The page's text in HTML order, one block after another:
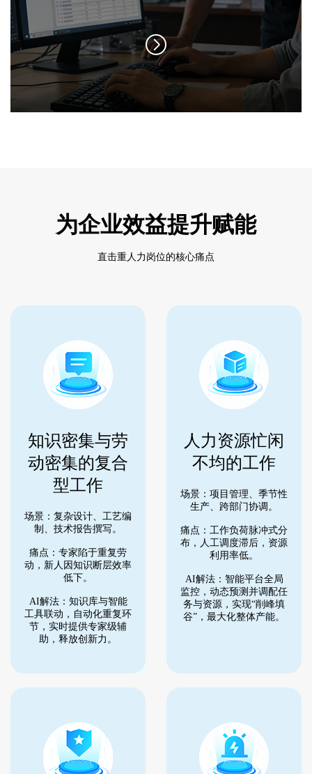
为企业效益提升赋能
直击重人力岗位的核心痛点
知识密集与劳
动密集的复合
型工作
场景：复杂设计、工艺编
制、技术报告撰写。
痛点：专家陷于重复劳
动，新人因知识断层效率
低下。
AI解法：知识库与智能
工具联动，自动化重复环
节，实时提供专家级辅
助，释放创新力。
人力资源忙闲
不均的工作
场景：项目管理、季节性
生产、跨部门协调。
痛点：工作负荷脉冲式分
布，人工调度滞后，资源
利用率低。
AI解法：智能平台全局
监控，动态预测并调配任
务与资源，实现“削峰填
谷”，最大化整体产能。